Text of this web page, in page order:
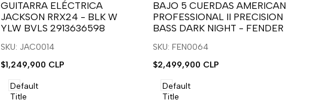
para
usar
la
lista
deseos.
para
usar
Compare
GUITARRA ELÉCTRICA
JACKSON RRX24 - BLK W
YLW BVLS 2913636598
SKU: JAC0014
Precio
venta
$1,249,900 CLP
Default
Title
para
usar
la
lista
deseos.
para
usar
Compare
BAJO 5 CUERDAS AMERICAN
PROFESSIONAL II PRECISION
BASS DARK NIGHT - FENDER
SKU: FEN0064
Precio
venta
$2,499,900 CLP
Default
Title